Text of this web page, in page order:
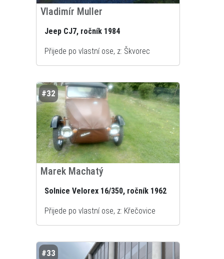
Vladimír Muller
Jeep CJ7, ročník 1984
Přijede po vlastní ose, z: Škvorec
#32
Marek Machatý
Solnice Velorex 16/350, ročník 1962
Přijede po vlastní ose, z: Křečovice
#33